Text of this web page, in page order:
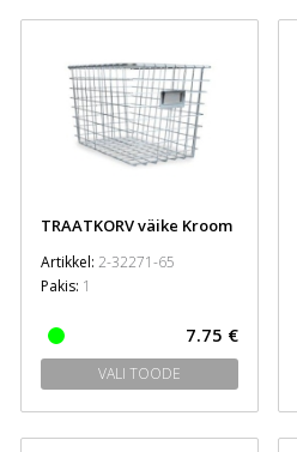
TRAATKORV väike Kroom
Artikkel: 2-32271-65
Pakis: 1
7.75 €
VALI TOODE